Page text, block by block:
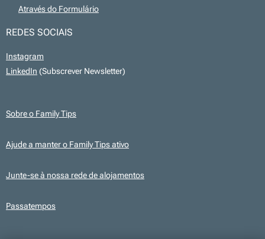
Através do Formulário
REDES SOCIAIS
Instagram
LinkedIn (Subscrever Newsletter)
Sobre o Family Tips
Ajude a manter o Family Tips ativo
Junte-se à nossa rede de alojamentos
Passatempos